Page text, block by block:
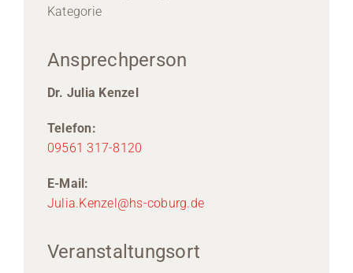
Kategorie
Ansprechperson
Dr. Julia Kenzel
Telefon:
09561 317-8120
E-Mail:
Julia.Kenzel@hs-coburg.de
Veranstaltungsort